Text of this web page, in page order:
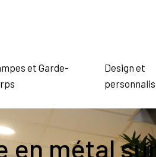
et Garde-
Design et
en métal